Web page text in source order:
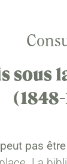
sous
pas